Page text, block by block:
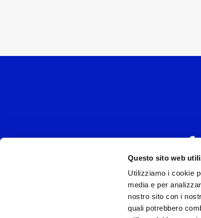
Questo sito web
Utilizziamo i cookie
media e per
nostro sito con i
quali potrebbero
P.IVA
Universal Music Italia, nel rispetto